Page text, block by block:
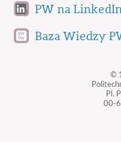
PW na
Baza Wiedzy
©
Pl.
00-